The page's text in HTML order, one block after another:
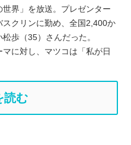
界」を放送。プレゼンター
クリンに勤め、全国2,400か
歩（35）さんだった。
に対し、マツコは「私が日
読む